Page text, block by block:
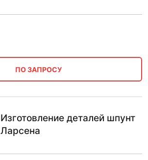
ПО ЗАПРОСУ
Изготовление деталей шпунт
Ларсена